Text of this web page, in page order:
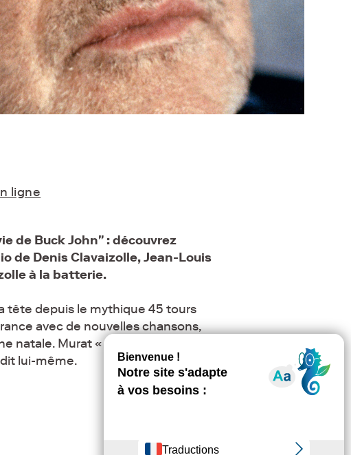
ligne
de Buck John" : découvrez
de Denis Clavaizolle, Jean-Louis
à la batterie.
tête depuis le mythique 45 tours
avec de nouvelles chansons,
natale. Murat « écrit des chansons
lui-même.